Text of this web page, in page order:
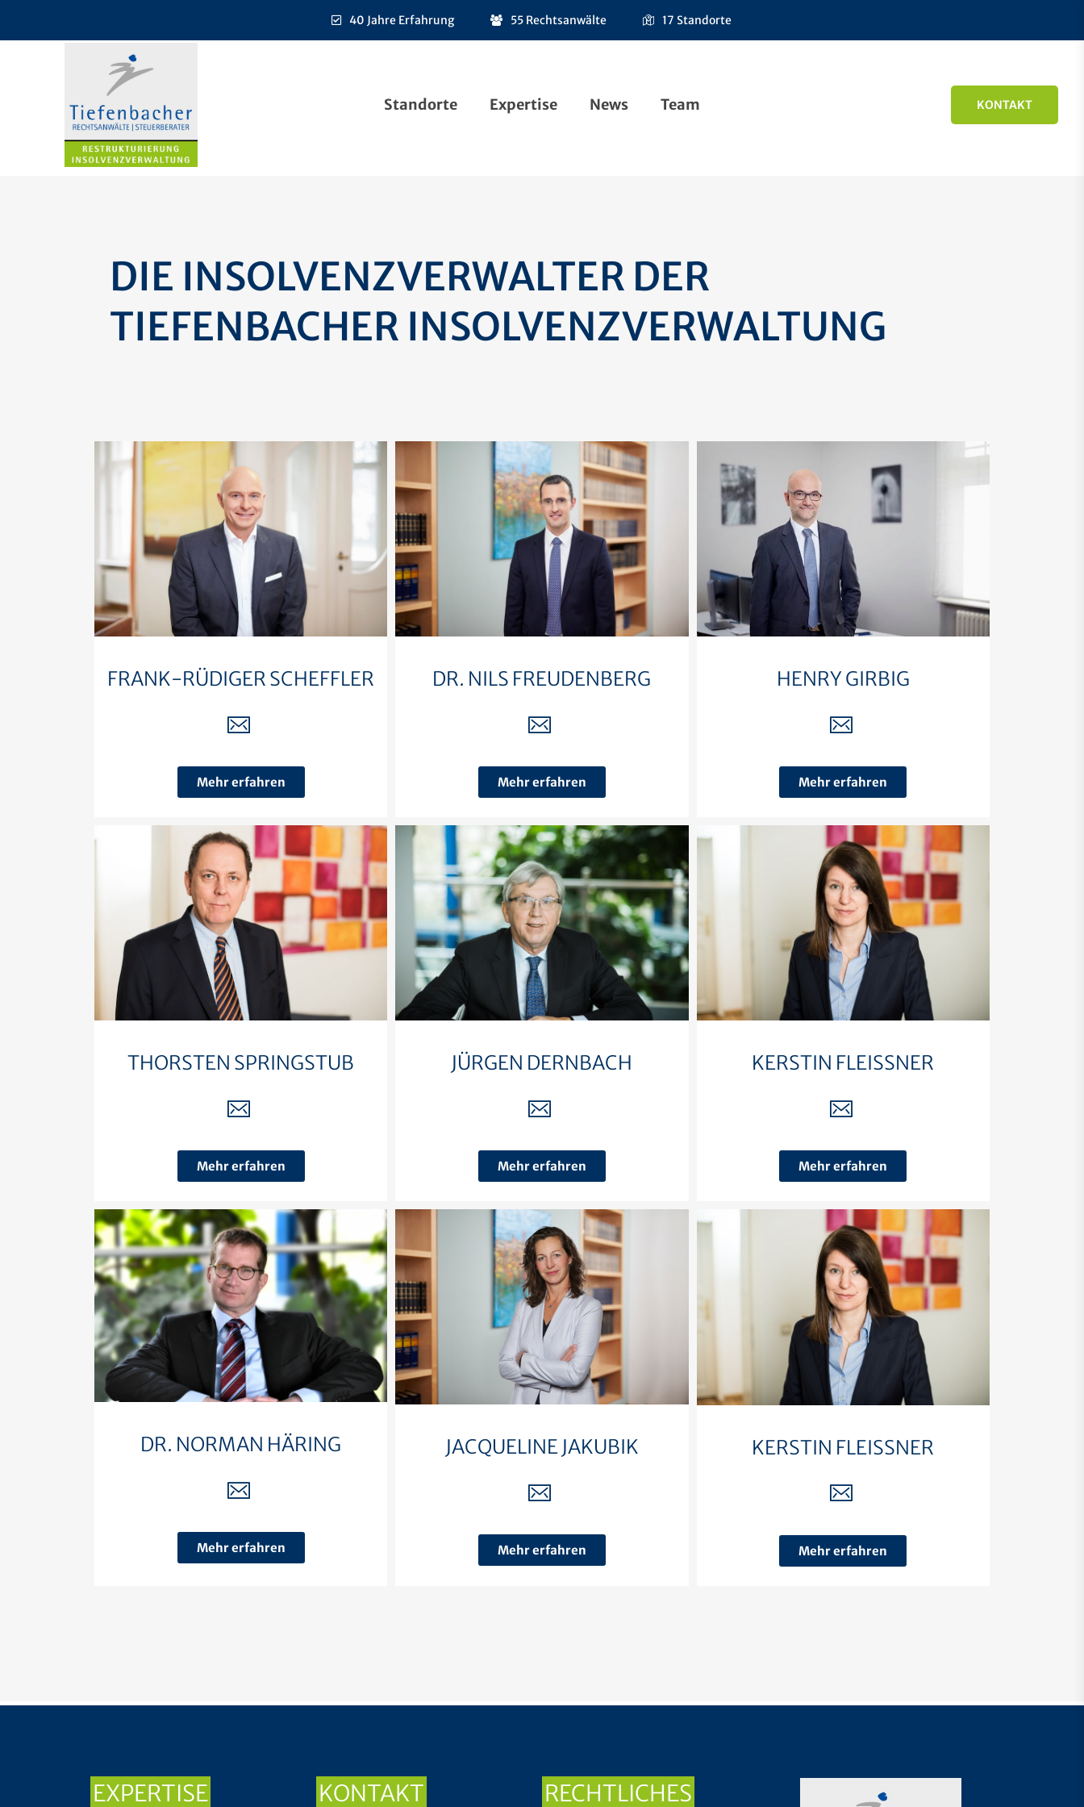
40 Jahre Erfahrung 55 Rechtsanwälte 17 Standorte
Standorte Expertise News Team KONTAKT
DIE INSOLVENZVERWALTER DER
TIEFENBACHER INSOLVENZVERWALTUNG
FRANK-RÜDIGER SCHEFFLER
Mehr erfahren
DR. NILS FREUDENBERG
Mehr erfahren
HENRY GIRBIG
Mehr erfahren
THORSTEN SPRINGSTUB
Mehr erfahren
JÜRGEN DERNBACH
Mehr erfahren
KERSTIN FLEISSNER
Mehr erfahren
DR. NORMAN HÄRING
Mehr erfahren
JACQUELINE JAKUBIK
Mehr erfahren
KERSTIN FLEISSNER
Mehr erfahren
EXPERTISE KONTAKT RECHTLICHES